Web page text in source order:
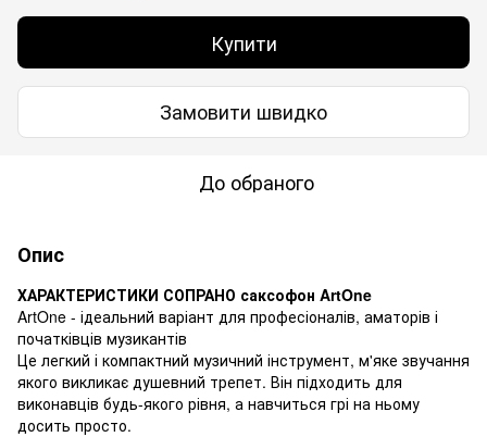
Купити
Замовити швидко
До обраного
Опис
ХАРАКТЕРИСТИКИ СОПРАНО саксофон ArtOne
ArtOne - ідеальний варіант для професіоналів, аматорів і
початківців музикантів
Це легкий і компактний музичний інструмент, м'яке звучання
якого викликає душевний трепет. Він підходить для
виконавців будь-якого рівня, а навчиться грі на ньому
досить просто.